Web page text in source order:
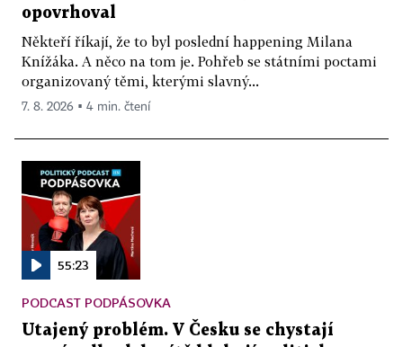
opovrhoval
Někteří říkají, že to byl poslední happening Milana
Knížáka. A něco na tom je. Pohřeb se státními poctami
organizovaný těmi, kterými slavný...
7. 8. 2026 ▪ 4 min. čtení
55:23
PODCAST PODPÁSOVKA
Utajený problém. V Česku se chystají